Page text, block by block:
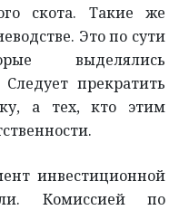
скота. Такие же
Это по сути
выделялись
прекратить
а тех, кто этим
инвестиционной
Комиссией по